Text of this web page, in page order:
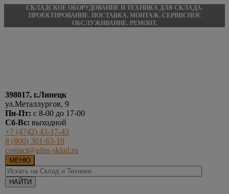
СКЛАДСКОЕ ОБОРУДОВАНИЕ И ТЕХНИКА ДЛЯ СКЛАДА.
ПРОЕКТИРОВАНИЕ. ПОСТАВКА. МОНТАЖ. СЕРВИСНОЕ
ОБСЛУЖИВАНИЕ. РЕМОНТ.
398017, г.Липецк
ул.Металлургов, 9
Пн-Пт: с 8-00 до 17-00
Сб-Вс: выходной
+7 (4742) 43-17-43
8 (800) 301-63-10
contact@uliss-sklad.ru
МЕНЮ